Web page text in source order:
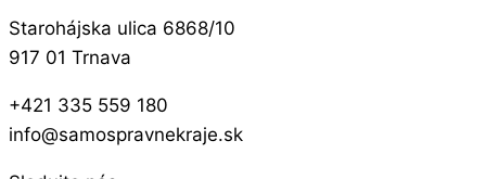
Starohájska ulica 6868/10
917 01 Trnava
+421 335 559 180
info@samospravnekraje.sk